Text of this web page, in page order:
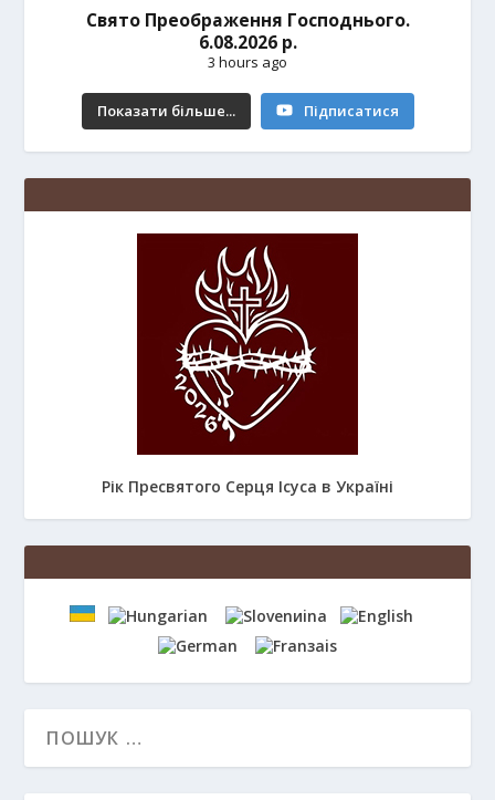
Свято Преображення Господнього.
6.08.2026 р.
3 hours ago
Показати більше... Підписатися
Рік Пресвятого Серця Ісуса в Україні